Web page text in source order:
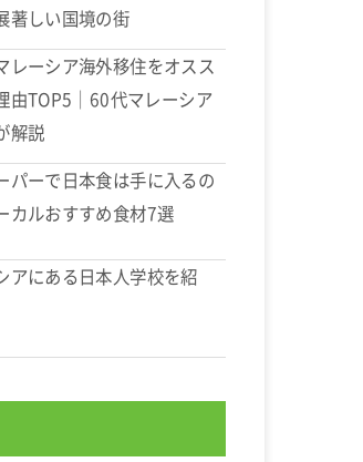
著しい国境の街
レーシア海外移住をオスス
由TOP5｜60代マレーシア
解説
パーで日本食は手に入るの
カルおすすめ食材7選
アにある日本人学校を紹